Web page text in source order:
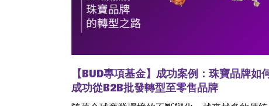
【BUD專項基金】成功案例：珠寶品牌如
成功從B2B批發轉型至零售品牌